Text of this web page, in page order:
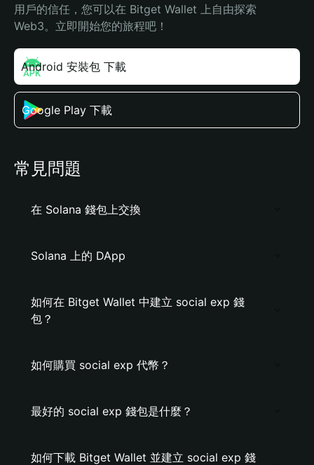
用戶的信任，您可以在 Bitget Wallet 上自由探索
Web3。立即開始您的旅程吧！
Android 安裝包 下載
Google Play 下載
常見問題
在 Solana 錢包上交換
Solana 上的 DApp
如何在 Bitget Wallet 中建立 social exp 錢
包？
如何購買 social exp 代幣？
最好的 social exp 錢包是什麼？
如何下載 Bitget Wallet 並建立 social exp 錢